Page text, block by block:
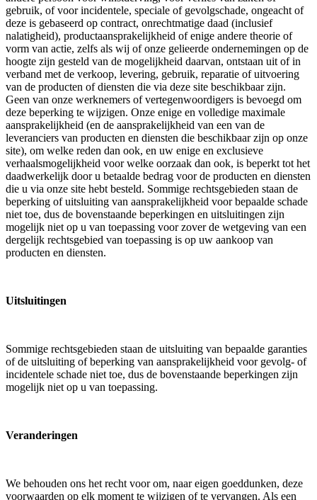
gebruik, of voor incidentele, speciale of gevolgschade, ongeacht of
deze is gebaseerd op contract, onrechtmatige daad (inclusief
nalatigheid), productaansprakelijkheid of enige andere theorie of
vorm van actie, zelfs als wij of onze gelieerde ondernemingen op de
hoogte zijn gesteld van de mogelijkheid daarvan, ontstaan uit of in
verband met de verkoop, levering, gebruik, reparatie of uitvoering
van de producten of diensten die via deze site beschikbaar zijn.
Geen van onze werknemers of vertegenwoordigers is bevoegd om
deze beperking te wijzigen. Onze enige en volledige maximale
aansprakelijkheid (en de aansprakelijkheid van een van de
leveranciers van producten en diensten die beschikbaar zijn op onze
site), om welke reden dan ook, en uw enige en exclusieve
verhaalsmogelijkheid voor welke oorzaak dan ook, is beperkt tot het
daadwerkelijk door u betaalde bedrag voor de producten en diensten
die u via onze site hebt besteld. Sommige rechtsgebieden staan ​​de
beperking of uitsluiting van aansprakelijkheid voor bepaalde schade
niet toe, dus de bovenstaande beperkingen en uitsluitingen zijn
mogelijk niet op u van toepassing voor zover de wetgeving van een
dergelijk rechtsgebied van toepassing is op uw aankoop van
producten en diensten.
Uitsluitingen
Sommige rechtsgebieden staan ​​de uitsluiting van bepaalde garanties
of de uitsluiting of beperking van aansprakelijkheid voor gevolg- of
incidentele schade niet toe, dus de bovenstaande beperkingen zijn
mogelijk niet op u van toepassing.
Veranderingen
We behouden ons het recht voor om, naar eigen goeddunken, deze
voorwaarden op elk moment te wijzigen of te vervangen. Als een